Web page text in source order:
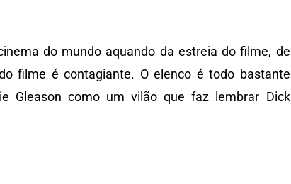
do mundo aquando da estreia do filme, de
filme é contagiante. O elenco é todo bastante
Gleason como um vilão que faz lembrar Dick